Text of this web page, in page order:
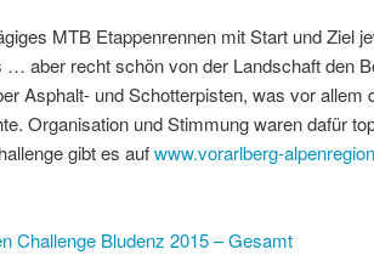
MTB Etappenrennen mit Start und Ziel
… aber recht schön von der Landschaft den
Asphalt- und Schotterpisten, was vor allem
Organisation und Stimmung waren dafür
gibt es aufwww.vorarlberg-
Challenge Bludenz 2015 – Gesamt